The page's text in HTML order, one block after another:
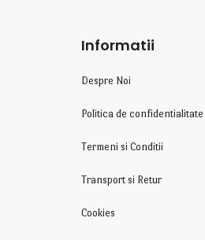
Informatii
Despre Noi
Politica de confidentialitate
Termeni si Conditii
Transport si Retur
Cookies